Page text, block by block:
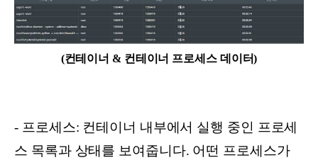
(컨테이너 & 컨테이너 프로세스 데이터)
- 프로세스: 컨테이너 내부에서 실행 중인 프로세
스 목록과 상태를 보여줍니다. 어떤 프로세스가